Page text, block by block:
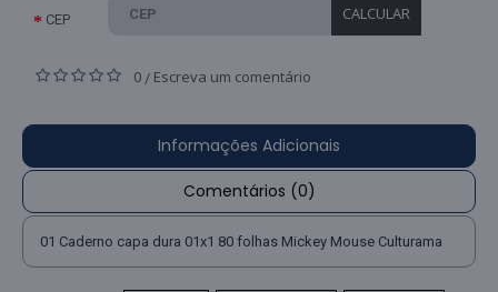
CEP CALCULAR
0 / Escreva um comentário
Informações Adicionais
Comentários (0)
01 Caderno capa dura 01x1 80 folhas Mickey Mouse Culturama